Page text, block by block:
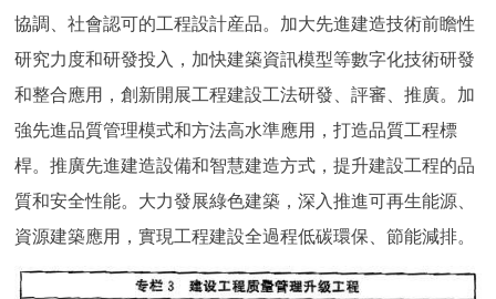
協調、社會認可的工程設計産品。加大先進建造技術前瞻性
研究力度和研發投入，加快建築資訊模型等數字化技術研發
和整合應用，創新開展工程建設工法研發、評審、推廣。加
強先進品質管理模式和方法高水準應用，打造品質工程標
桿。推廣先進建造設備和智慧建造方式，提升建設工程的品
質和安全性能。大力發展綠色建築，深入推進可再生能源、
資源建築應用，實現工程建設全過程低碳環保、節能減排。